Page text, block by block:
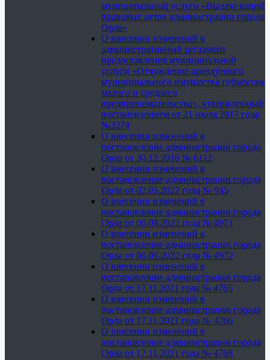
муниципальной услуги «Выдача копий
правовых актов администрации города
Орла»
О внесении изменений в
административный регламент
предоставления муниципальной
услуги «Отчуждение арендуемого
муниципального имущества субъектам
малого и среднего
предпринимательства», утвержденный
постановлением от 21 июля 2017 года
№3274
О внесении изменений в
постановление администрации города
Орла от 30.12.2016 № 6112
О внесении изменений в
постановление администрации города
Орла от 02.03.2022 года № 945
О внесении изменений в
постановление администрации города
Орла от 06.09.2022 года № 4971
О внесении изменений в
постановление администрации города
Орла от 06.09.2022 года № 4972
О внесении изменений в
постановление администрации города
Орла от 17.11.2021 года № 4765
О внесении изменений в
постановление администрации города
Орла от 17.11.2021 года № 4766
О внесении изменений в
постановление администрации города
Орла от 17.11.2021 года № 4768